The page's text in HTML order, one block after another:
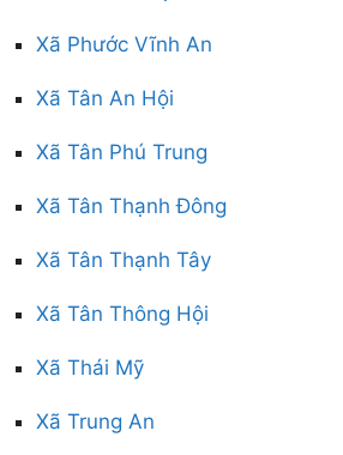
Xã Phước Vĩnh An
Xã Tân An Hội
Xã Tân Phú Trung
Xã Tân Thạnh Đông
Xã Tân Thạnh Tây
Xã Tân Thông Hội
Xã Thái Mỹ
Xã Trung An